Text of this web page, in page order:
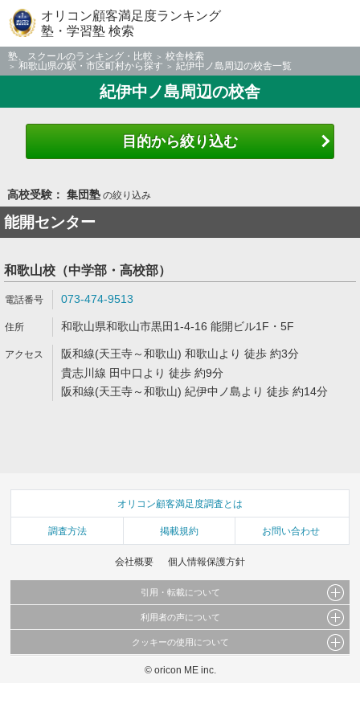
オリコン顧客満足度ランキング
塾・学習塾 検索
塾、スクールのランキング・比較
校舎検索
和歌山県の駅・市区町村から探す
紀伊中ノ島周辺の校舎一覧
紀伊中ノ島周辺の校舎
目的から絞り込む
高校受験： 集団塾の絞り込み
能開センター
和歌山校（中学部・高校部）
073-474-9513
和歌山県和歌山市黒田1-4-16 能開ビル1F・5F
阪和線(天王寺～和歌山) 和歌山より 徒歩 約3分
貴志川線 田中口より 徒歩 約9分
阪和線(天王寺～和歌山) 紀伊中ノ島より 徒歩 約14分
オリコン顧客満足度調査とは
調査方法 掲載規約 お問い合わせ
会社概要 個人情報保護方針
引用・転載について
当サイトで公開されている情報（文字、写真、イラスト、画像データ等）及びこれらの配
これらの情報を権利者の許可なく無断転載・複製などの二次利用を行うことは固く禁じて
利用者の声について
当サイトに掲載している内容はすべてサービスの利用者が提出された見解・感想です。
弊社の見解・ 意見ではないことをご理解いただいた上でご覧ください。
クッキーの使用について
このサイトでは Cookie を使用して、ユーザーに合わせたコンテンツや広告の表示、ソー
© oricon ME inc.